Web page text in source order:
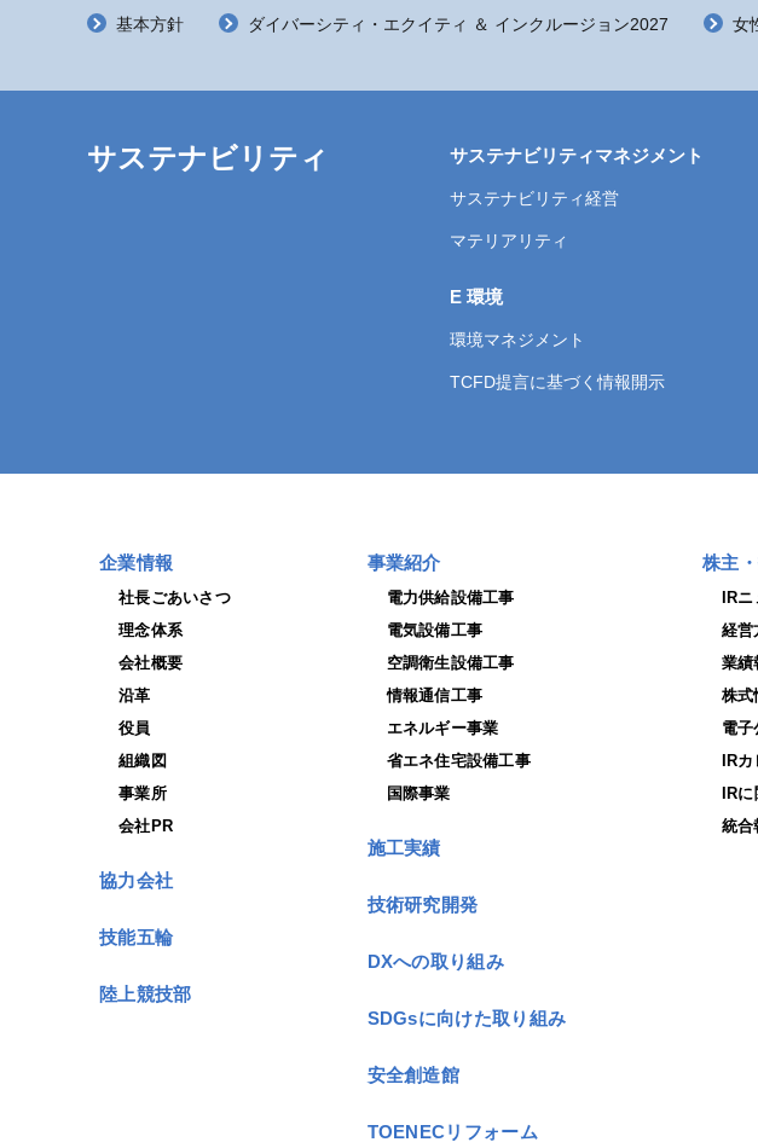
基本方針 ダイバーシティ・エクイティ ＆ インクルージョン2027 女
サステナビリティ サステナビリティマネジメント
サステナビリティ経営
マテリアリティ
E 環境
環境マネジメント
TCFD提言に基づく情報開示
企業情報
社長ごあいさつ
理念体系
会社概要
沿革
役員
組織図
事業所
会社PR
協力会社
技能五輪
陸上競技部
事業紹介
電力供給設備工事
電気設備工事
空調衛生設備工事
情報通信工事
エネルギー事業
省エネ住宅設備工事
国際事業
施工実績
技術研究開発
DXへの取り組み
SDGsに向けた取り組み
安全創造館
TOENECリフォーム
株主
IR
経営
業績
株式
電子
IR
IR
統合